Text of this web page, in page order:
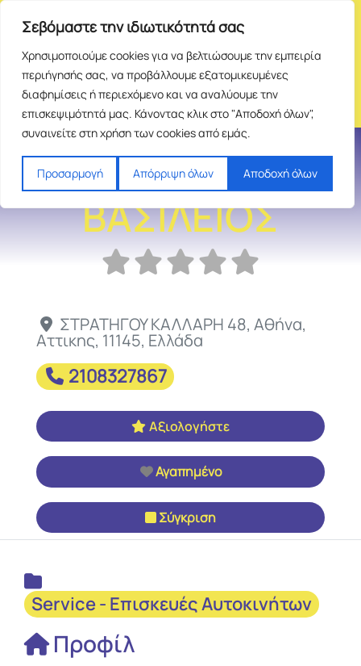
Σεβόμαστε την ιδιωτικότητά σας
Χρησιμοποιούμε cookies για να βελτιώσουμε την εμπειρία
περιήγησής σας, να προβάλλουμε εξατομικευμένες
διαφημίσεις ή περιεχόμενο και να αναλύουμε την
επισκεψιμότητά μας. Κάνοντας κλικ στο "Αποδοχή όλων",
συναινείτε στη χρήση των cookies από εμάς.
Προσαρμογή Απόρριψη όλων Αποδοχή όλων
ΑΝΤΩΝΙΑΔΗΣ
ΒΑΣΙΛΕΙΟΣ
ΣΤΡΑΤΗΓΟΥ ΚΑΛΛΑΡΗ 48, Αθήνα,
Αττικης, 11145, Ελλάδα
2108327867
Αξιολογήστε
Αγαπημένο
Σύγκριση
Service - Επισκευές Αυτοκινήτων
Προφίλ